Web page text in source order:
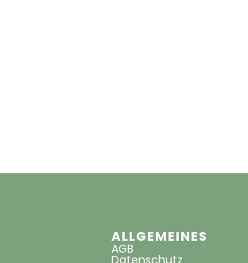
ALLGEMEINES
AGB
Datenschutz